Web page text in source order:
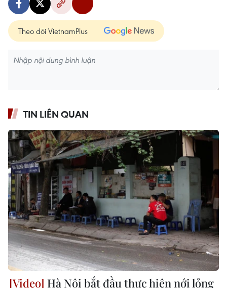
Theo dõi VietnamPlus
TIN LIÊN QUAN
Hà Nội bắt đầu thực hiện nới lỏng